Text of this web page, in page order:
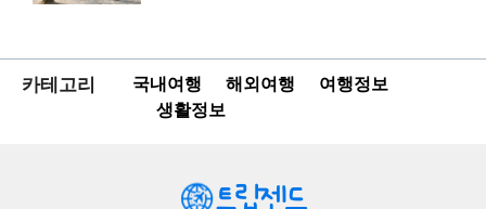
카테고리 국내여행 해외여행
여행정보
생활정보